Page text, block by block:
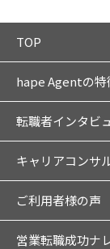
TOP
hape Agentの特
転職者インタビ
キャリアコンサ
ご利用者様の声
営業転職成功ナ